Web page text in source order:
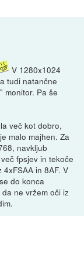
V 1280x1024
tudi natančne
monitor. Pa še
več kot dobro,
malo majhen. Za
navkljub
fpsjev in tekoče
in 8AF. V
do konca
ne vržem oči iz